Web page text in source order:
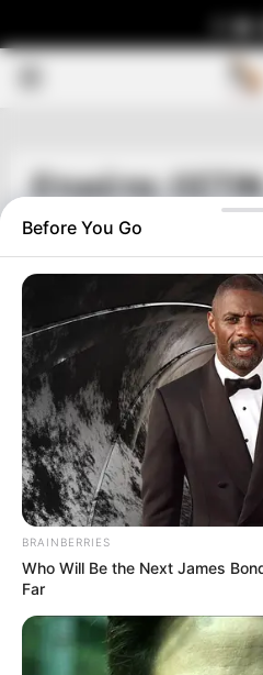
Ετικέτα: ΟΣΤΙΝ
Ο γενικός
αξιωματούχους
εφαρμόσουν εντολή
υποχρεωτικής
την πολιτεία
ΠΗΓΗ…….Ο γενικός εισαγγελέας
αξιωματούχους στο Όστιν μετά
εφαρμόσουν εντολή που αίρει
μάσκας σε όλη την...
ΚΟΙΝΩΝΙΚΑ ΔΙΚΤΥΑ
Before You Go
BRAINBERRIES
Who Will Be the Next James
Far